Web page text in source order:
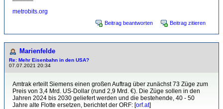
metrobits.org
Beitrag beantworten Beitrag zitieren
Marienfelde
Re: Mehr Eisenbahn in den USA?
07.07.2021 20:34
Amtrak erteilt Siemens einen großen Auftrag über zunächst 73 Züge zum
Preis von 3,4 Mrd. US-Dollar (rund 2,9 Mrd. €). Die Züge sollen in den
Jahren 2024 bis 2030 geliefert werden und die bestehende, 40 - 50
Jahre alte Flotte ersetzen, berichtet der ORF: [orf.at]